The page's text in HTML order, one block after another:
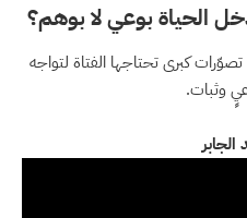
الحياة بوعي لا بوهم؟
تصوّرات كبرى تحتاجها الفتاة لتواجه
وثبات.